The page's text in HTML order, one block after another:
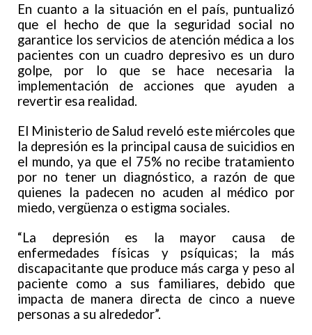
En cuanto a la situación en el país, puntualizó
que el hecho de que la seguridad social no
garantice los servicios de atención médica a los
pacientes con un cuadro depresivo es un duro
golpe, por lo que se hace necesaria la
implementación de acciones que ayuden a
revertir esa realidad.
El Ministerio de Salud reveló este miércoles que
la depresión es la principal causa de suicidios en
el mundo, ya que el 75% no recibe tratamiento
por no tener un diagnóstico, a razón de que
quienes la padecen no acuden al médico por
miedo, vergüenza o estigma sociales.
“La depresión es la mayor causa de
enfermedades físicas y psíquicas; la más
discapacitante que produce más carga y peso al
paciente como a sus familiares, debido que
impacta de manera directa de cinco a nueve
personas a su alrededor”.